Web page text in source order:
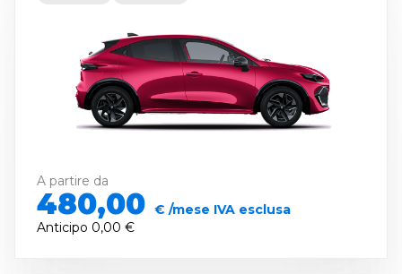
A partire da
480,00 € /mese IVA esclusa
Anticipo 0,00 €